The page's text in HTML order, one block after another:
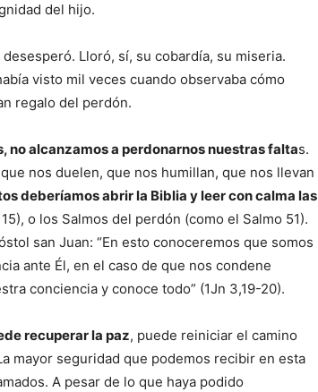
del hijo.
Lloró, sí, su cobardía, su miseria.
visto mil veces cuando observaba cómo
regalo del perdón.
no alcanzamos a perdonarnos nuestras faltas.
nos duelen, que nos humillan, que nos llevan
deberíamos abrir la Biblia y leer con calma las
o los Salmos del perdón (como el Salmo 51).
san Juan: “En esto conoceremos que somos
ante Él, en el caso de que nos condene
conciencia y conoce todo” (1Jn 3,19-20).
recuperar la paz, puede reiniciar el camino
mayor seguridad que podemos recibir en esta
A pesar de lo que haya podido